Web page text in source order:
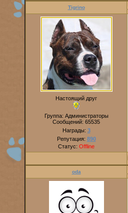
Tigrino
Настоящий друг
Группа: Администраторы
Сообщений: 65535
Награды: 3
Репутация: 890
Статус: Offline
oda